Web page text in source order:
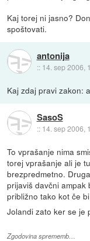
Kaj torej ni jasno?
spoštovati.
antonija
:: 14. sep 2006,
Kaj zdaj pravi zakon:
SasoS
:: 14. sep 2006,
To vprašanje nima
torej vprašanje ali je
brezpredmetno.
prijaviš davčni ampak
približno tako kot če
Jolandi zato ker se je
Zgodovina sprememb…